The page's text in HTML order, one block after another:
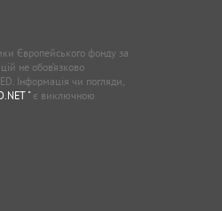
Європейського фонду за
не обов’язково
Інформація чи погляди,
"є виключною